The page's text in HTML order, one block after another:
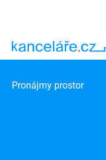
Pronájmy prostor